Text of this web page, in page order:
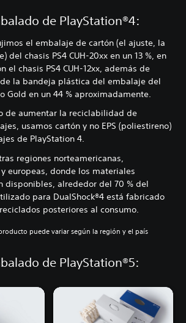
de PlayStation®4:
el embalaje de cartón (el ajuste, la
del chasis PS4 CUH-20xx en un 13 %, en
el chasis PS4 CUH-12xx, además de
la bandeja plástica del embalaje del
Gold en un 44 % aproximadamente.
de aumentar la reciclabilidad de
usamos cartón y no EPS (poliestireno)
de PlayStation 4.
regiones norteamericanas,
europeas, donde los materiales
disponibles, alrededor del 70 % del
para DualShock®4 está fabricado
posteriores al consumo.
puede variar según la región y el país
de PlayStation®5: